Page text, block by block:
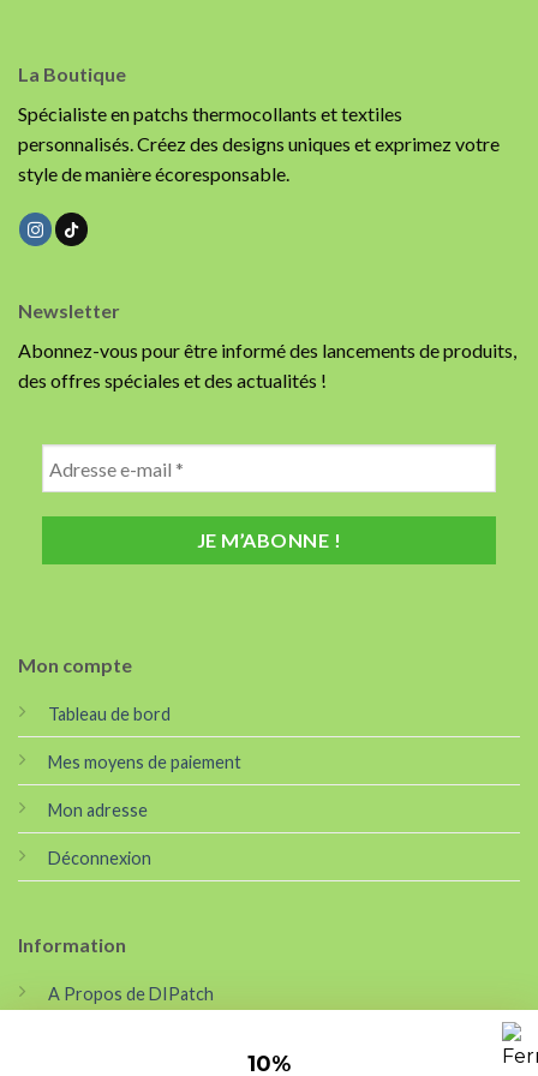
10%
La Boutique
Spécialiste en patchs thermocollants et textiles
personnalisés. Créez des designs uniques et exprimez votre
style de manière écoresponsable.
Mon compte
Tableau de bord
Mes moyens de paiement
Mon adresse
Déconnexion
Information
A Propos de DIPatch
Newsletter
Abonnez-vous pour être informé des lancements de produits,
des offres spéciales et des actualités !